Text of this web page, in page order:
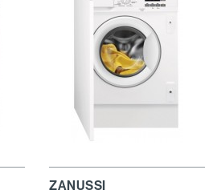
ZANUSSI